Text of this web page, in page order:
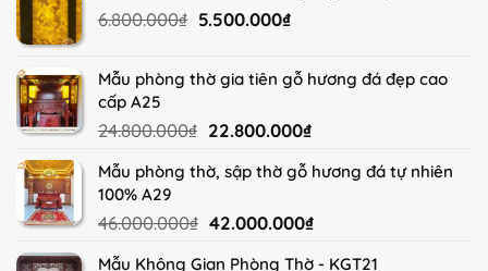
6.800.000₫ Original
6.800.000₫.
5.500.000₫Current
is:
5.500.000₫.
Mẫu phòng thờ gia tiên gỗ hương đá đẹp cao
cấp A25
24.800.000₫ Original
was:
22.800.000₫Current
is:
Mẫu phòng thờ, sập thờ gỗ hương đá tự nhiên
100% A29
46.000.000₫ Original
42.000.000₫Current
Mẫu Không Gian Phòng Thờ - KGT21